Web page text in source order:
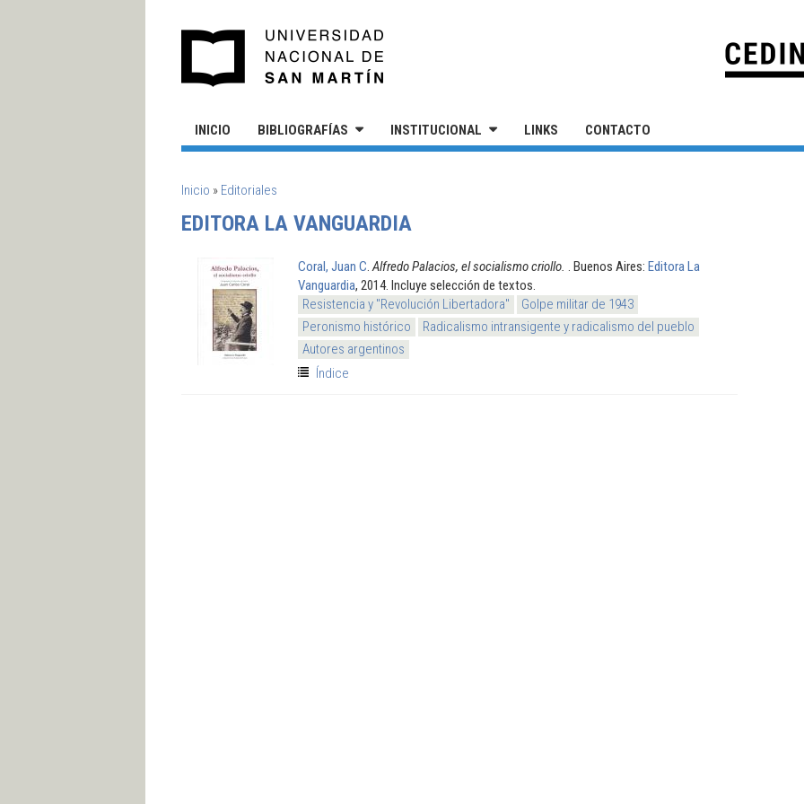
INICIO BIBLIOGRAFÍAS INSTITUCIONAL LINKS CONTACTO
SE ENCUENTRA USTED AQUÍ
Inicio » Editoriales
EDITORA LA VANGUARDIA
Coral, Juan C Alfredo Palacios, el socialismo criollo. . Buenos Aires: Editora La
Vanguardia, 2014. Incluye selección de textos.
Resistencia y "Revolución Libertadora"
Golpe militar de 1943
Peronismo histórico
Radicalismo intransigente y radicalismo del pueblo
Autores argentinos
Índice